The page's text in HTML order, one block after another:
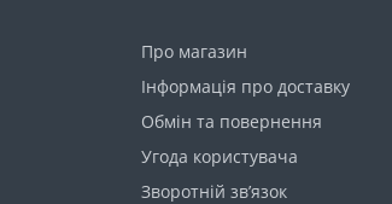
Про магазин
Інформація про доставку
Обмін та повернення
Угода користувача
Зворотній зв’язок